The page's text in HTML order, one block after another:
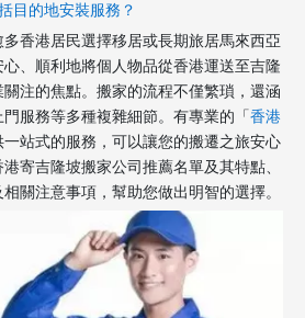
目的地安裝服務？
香港居民選擇移居或長期旅居馬來西亞
、順利地將個人物品從香港運送至吉隆
注的焦點。搬家的流程不僅繁瑣，還涵
服務等多種複雜細節。有專業的「香港
一站式的服務，可以讓您的搬遷之旅安心
寄吉隆坡搬家公司推薦名單及其特點、
關注意事項，幫助您做出明智的選擇。